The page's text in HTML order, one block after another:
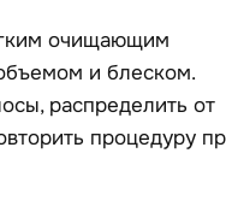
очищающим
и блеском.
распределить от
процедуру